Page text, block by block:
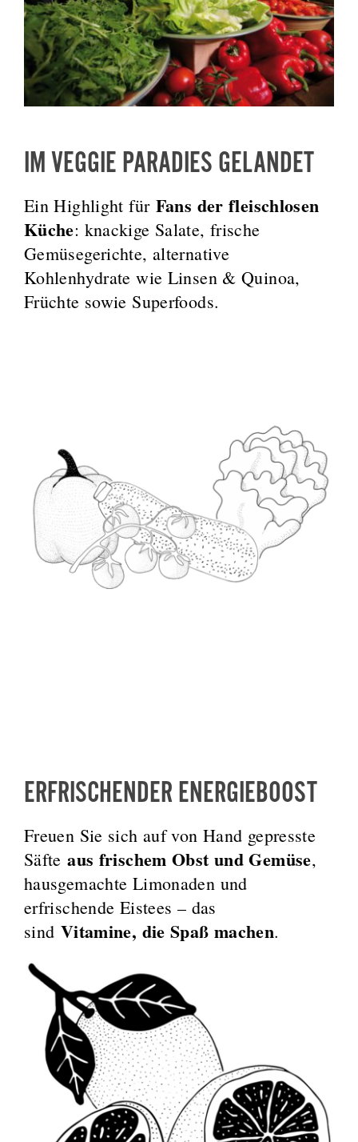
IM VEGGIE PARADIES GELANDET
Ein Highlight für Fans der fleischlosen
Küche: knackige Salate, frische
Gemüsegerichte, alternative
Kohlenhydrate wie Linsen & Quinoa,
Früchte sowie Superfoods.
ERFRISCHENDER ENERGIEBOOST
Freuen Sie sich auf von Hand gepresste
Säfteaus frischem Obst und Gemüse,
hausgemachte Limonaden und
erfrischende Eistees – das
sind Vitamine, die Spaß machen.